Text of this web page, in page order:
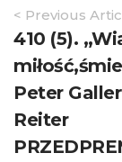
Article
Navigation
< Previous
410 (5).
Peter
Reiter